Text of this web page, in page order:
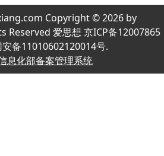
Copyright © 2026 by
Reserved 爱思想 京ICP备12007865
备11010602120014号.
息化部备案管理系统